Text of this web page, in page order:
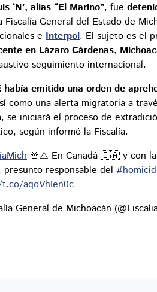
‘N’, alias “El Marino”, fue
Fiscalía General del Estado de
e Interpol. El sujeto es el
en Lázaro Cárdenas,
seguimiento internacional.
había emitido una orden de
como una alerta migratoria a
se iniciará el proceso de
según informó la Fiscalía.
🚨⚠️ En Canadá 🇨🇦 y con la
presunto responsable del
aqoVhIen0c
General de Michoacán